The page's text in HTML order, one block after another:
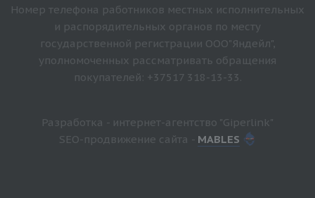
Номер телефона работников местных исполнительных
и распорядительных органов по месту
государственной регистрации ООО"Яндейл",
уполномоченных рассматривать обращения
покупателей: +37517 318-13-33.
Разработка - интернет-агентство "Giperlink"
SEO-продвижение сайта - MABLES